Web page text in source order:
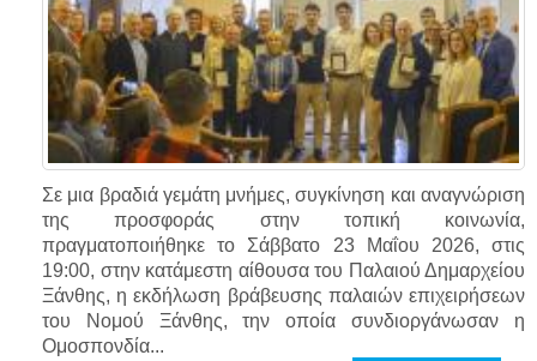
Σε μια βραδιά γεμάτη μνήμες, συγκίνηση και αναγνώριση
της προσφοράς στην τοπική κοινωνία,
πραγματοποιήθηκε το Σάββατο 23 Μαΐου 2026, στις
19:00, στην κατάμεστη αίθουσα του Παλαιού Δημαρχείου
Ξάνθης, η εκδήλωση βράβευσης παλαιών επιχειρήσεων
του Νομού Ξάνθης, την οποία συνδιοργάνωσαν η
Ομοσπονδία...